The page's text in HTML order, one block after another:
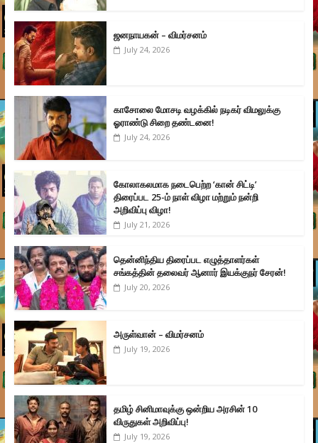
ஜனநாயகன் – விமர்சனம்
July 24, 2026
காசோலை மோசடி வழக்கில் நடிகர் விமலுக்கு
ஓராண்டு சிறை தண்டனை!
July 24, 2026
கோலாகலமாக நடைபெற்ற ‘கான் சிட்டி’
திரைப்பட 25-ம் நாள் விழா மற்றும் நன்றி
அறிவிப்பு விழா!
July 21, 2026
தென்னிந்திய திரைப்பட எழுத்தாளர்கள்
சங்கத்தின் தலைவர் ஆனார் இயக்குநர் சேரன்!
July 20, 2026
அருள்வான் – விமர்சனம்
July 19, 2026
தமிழ் சினிமாவுக்கு ஒன்றிய அரசின் 10
விருதுகள் அறிவிப்பு!
July 19, 2026